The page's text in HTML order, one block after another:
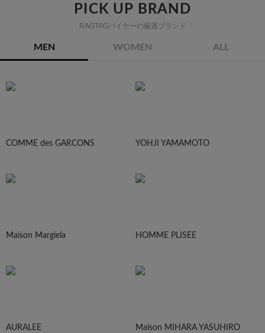
PICK UP BRAND
RAGTAGバイヤーの厳選ブランド
MEN WOMEN ALL
COMME des GARCONS YOHJI YAMAMOTO
Maison Margiela HOMME PLISEE
AURALEE Maison MIHARA YASUHIRO